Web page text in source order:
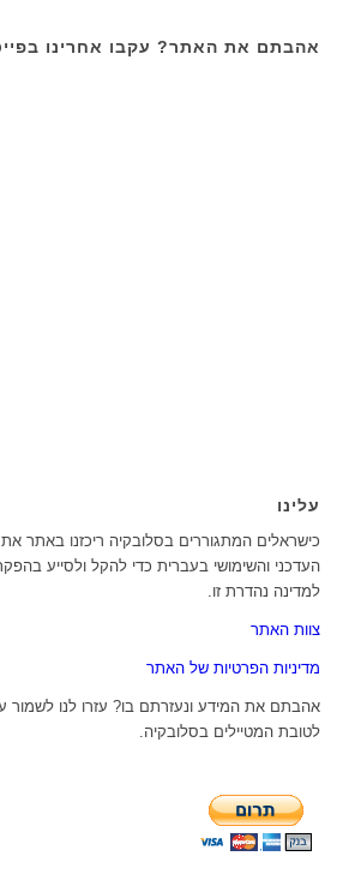
אהבתם את האתר? עקבו אחרינו
עלינו
כישראלים המתגוררים בסלובקיה ריכזנו באתר את
העדכני והשימושי בעברית כדי להקל ולסייע
למדינה נהדרת זו.
צוות האתר
מדיניות הפרטיות של האתר
אהבתם את המידע ונעזרתם בו? עזרו לנו לשמור
לטובת המטיילים בסלובקיה.